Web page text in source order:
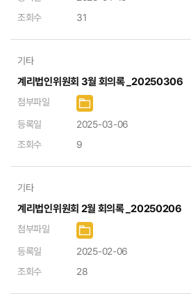
조회수
31
기타
계리법인위원회 3월 회의록 _20250306
첨부파일
등록일
2025-03-06
조회수
9
기타
계리법인위원회 2월 회의록 _20250206
첨부파일
등록일
2025-02-06
조회수
28